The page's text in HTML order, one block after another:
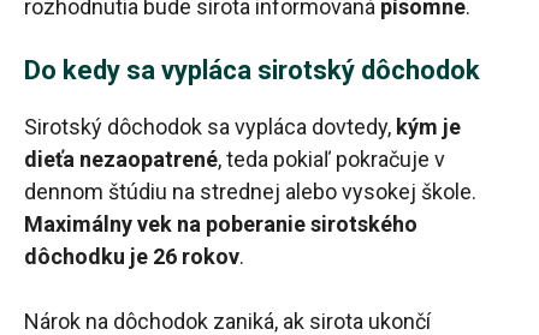
rozhodnutia bude sirota informovaná písomne.
Do kedy sa vypláca sirotský dôchodok
Sirotský dôchodok sa vypláca dovtedy, kým je
dieťa nezaopatrené, teda pokiaľ pokračuje v
dennom štúdiu na strednej alebo vysokej škole.
Maximálny vek na poberanie sirotského
dôchodku je 26 rokov.
Nárok na dôchodok zaniká, ak sirota ukončí